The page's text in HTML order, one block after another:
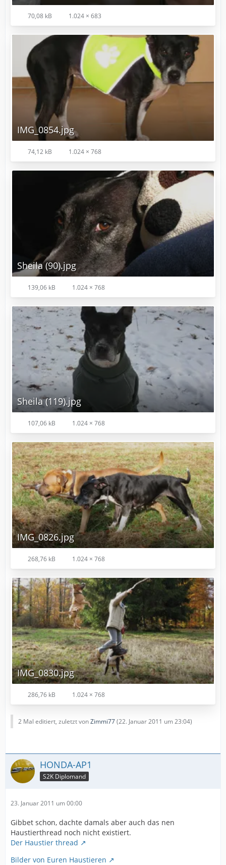
70,08 kB 1.024 × 683
IMG_0854.jpg
74,12 kB 1.024 × 768
Sheila (90).jpg
139,06 kB 1.024 × 768
Sheila (119).jpg
107,06 kB 1.024 × 768
IMG_0826.jpg
268,76 kB 1.024 × 768
IMG_0830.jpg
286,76 kB 1.024 × 768
2 Mal editiert, zuletzt vonZimmi77(22. Januar 2011 um 23:04)
HONDA-AP1
S2K Diplomand
23. Januar 2011 um 00:00
Gibbet schon, dachte damals aber auch das nen
Haustierthread noch nicht existiert.
Der Haustier thread
Bilder von Euren Haustieren